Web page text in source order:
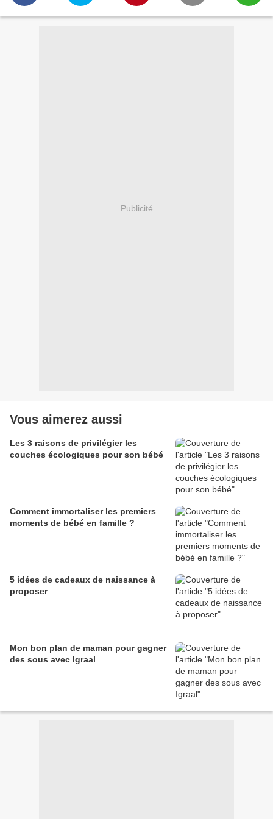
Publicité
Vous aimerez aussi
Les 3 raisons de privilégier les
couches écologiques pour son bébé
Comment immortaliser les premiers
moments de bébé en famille ?
5 idées de cadeaux de naissance à
proposer
Mon bon plan de maman pour gagner
des sous avec Igraal